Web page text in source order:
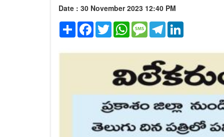
Date : 30 November 2023 12:40 PM
Share Facebook
TwitterWhatsAppMessageTelegram